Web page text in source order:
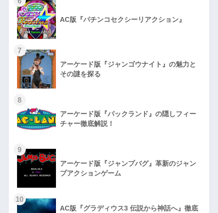
AC版『パチンコセクシーリアクション』
7
アーケード版『ジャンゴウナイト』の魅力と
その謎を探る
8
アーケード版『パックランド』の隠しフィー
チャー徹底解説！
9
アーケード版『ジャンプバグ』革新のジャン
プアクションゲーム
10
AC版『グラディウス3 伝説から神話へ』徹底